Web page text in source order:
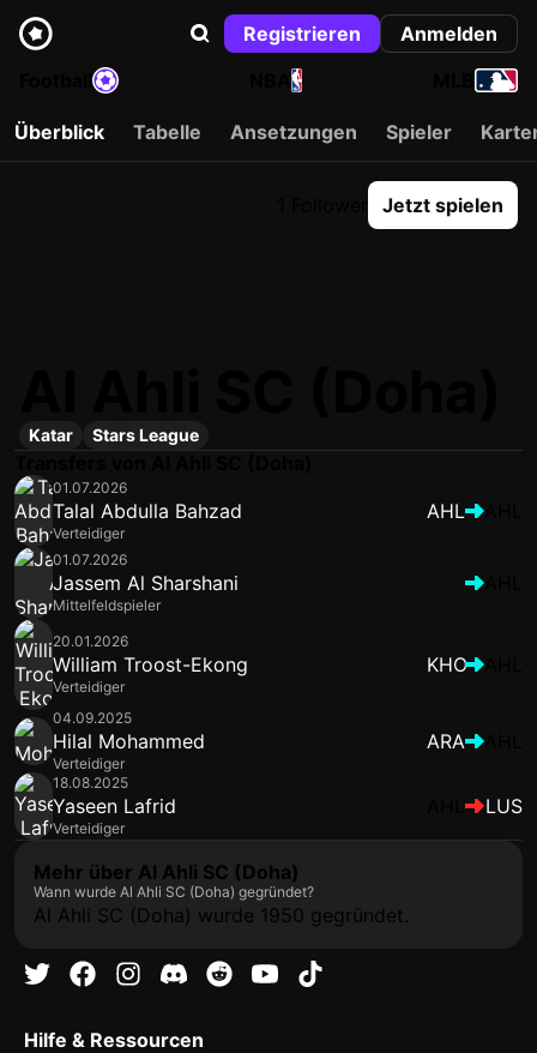
Registrieren
Anmelden
NBA
Überblick Tabelle Ansetzungen Spieler
Jetzt spielen
Katar Stars League
01.07.2026
Talal Abdulla Bahzad
Verteidiger
AHL
01.07.2026
Jassem Al Sharshani
Mittelfeldspieler
20.01.2026
William Troost-Ekong
Verteidiger
KHO
04.09.2025
Hilal Mohammed
Verteidiger
ARA
18.08.2025
Yaseen Lafrid
Verteidiger
LUS
Mehr über Al Ahli SC (Doha)
Wann wurde Al Ahli SC (Doha) gegründet?
Al Ahli SC (Doha) wurde 1950 gegründet.
Hilfe & Ressourcen